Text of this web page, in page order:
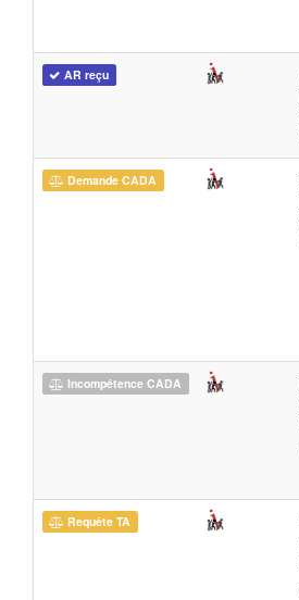
AR reçu
Demande CADA
Incompétence CADA
Requête TA